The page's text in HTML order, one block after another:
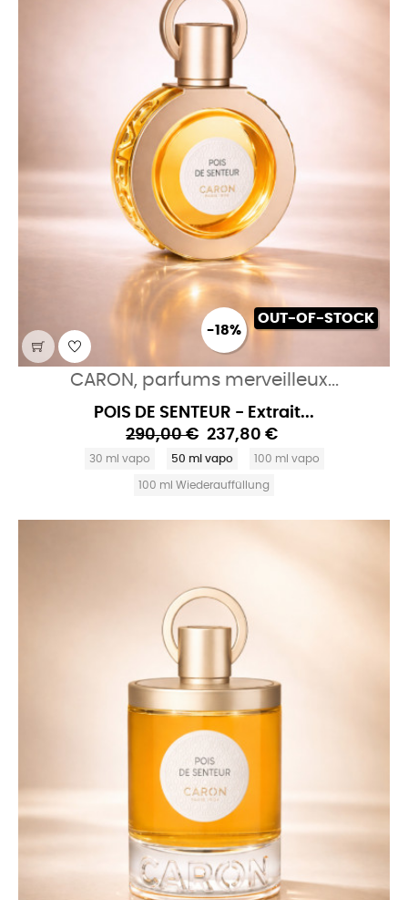
-18%
OUT-OF-STOCK
CARON, parfums merveilleux...
POIS DE SENTEUR - Extrait...
290,00 € 237,80 €
30 ml vapo 50 ml vapo 100 ml vapo
100 ml Wiederauffüllung